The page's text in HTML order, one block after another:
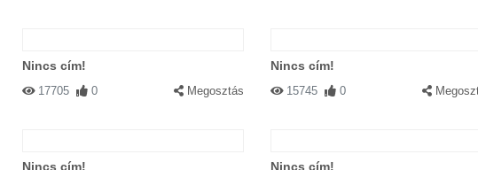
Nincs cím!
17705 0 Megosztás
Nincs cím!
15745 0
Nincs cím! Nincs cím!